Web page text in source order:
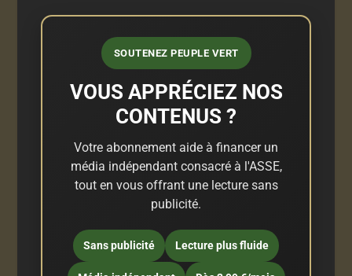
SOUTENEZ PEUPLE VERT
VOUS APPRÉCIEZ NOS
CONTENUS ?
Votre abonnement aide à financer un
média indépendant consacré à l'ASSE,
tout en vous offrant une lecture sans
publicité.
Sans publicité Lecture plus fluide